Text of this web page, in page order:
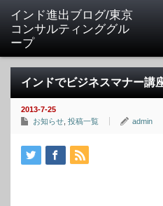
インド進出ブログ/東京
コンサルティンググル
ープ
インドでビジネスマナー
2013-7-25
お知らせ 投稿一覧 admin